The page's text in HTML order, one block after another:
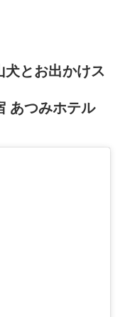
犬とお出かけス
あつみホテル